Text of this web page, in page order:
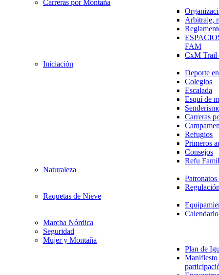
Carreras por Montaña
Arbitraje,
FAM
CxM
Iniciación
Deporte
Colegios
Escalada
Esquí de
Carreras
Refugios
Primeros
Consejos
Refu
Naturaleza
Raquetas de Nieve
Calendario
Marcha Nórdica
Seguridad
Mujer y Montaña
Plan de